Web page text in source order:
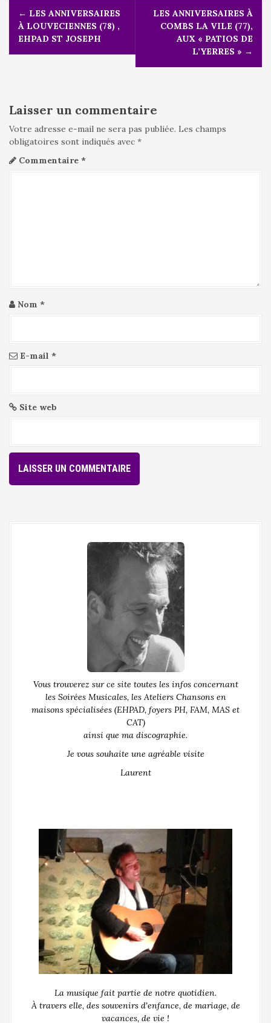
g
o
n
d
l
← LES ANNIVERSAIRES
À LOUVECIENNES (78) ,
EHPAD ST JOSEPH
LES ANNIVERSAIRES À
COMBS LA VILE (77),
AUX « PATIOS DE
L’YERRES » →
Laisser un commentaire
Votre adresse e-mail ne sera pas publiée. Les champs
obligatoires sont indiqués avec *
Commentaire *
Nom *
E-mail *
Site web
Vous trouverez sur ce site toutes les infos concernant
les Soirées Musicales, les Ateliers Chansons en
maisons spécialisées (EHPAD, foyers PH, FAM, MAS et
CAT)
ainsi que ma discographie.
Je vous souhaite une agréable visite
Laurent
La musique fait partie de notre quotidien.
À travers elle, des souvenirs d'enfance, de mariage, de
vacances, de vie !